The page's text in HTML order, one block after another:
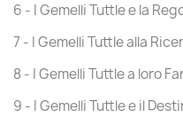
6 - I Gemelli Tuttle e la
7 - I Gemelli Tuttle alla
8 - I Gemelli Tuttle a loro
9 - I Gemelli Tuttle e il